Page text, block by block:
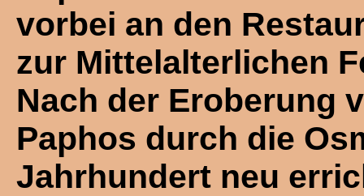
vorbei an den
zur Mittelalterlichen
Nach der Eroberung
Paphos durch die
Jahrhundert neu